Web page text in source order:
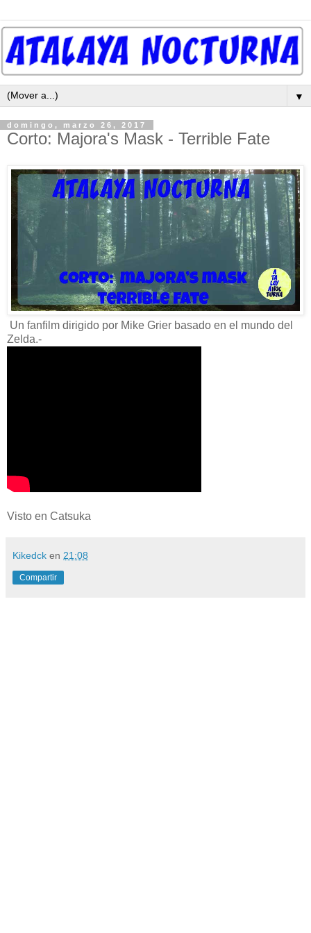
▼
domingo, marzo 26, 2017
Corto: Majora's Mask - Terrible Fate
Un fanfilm dirigido por Mike Grier basado en el mundo del
Zelda.-
Visto en Catsuka
Kikedck en 21:08
Compartir